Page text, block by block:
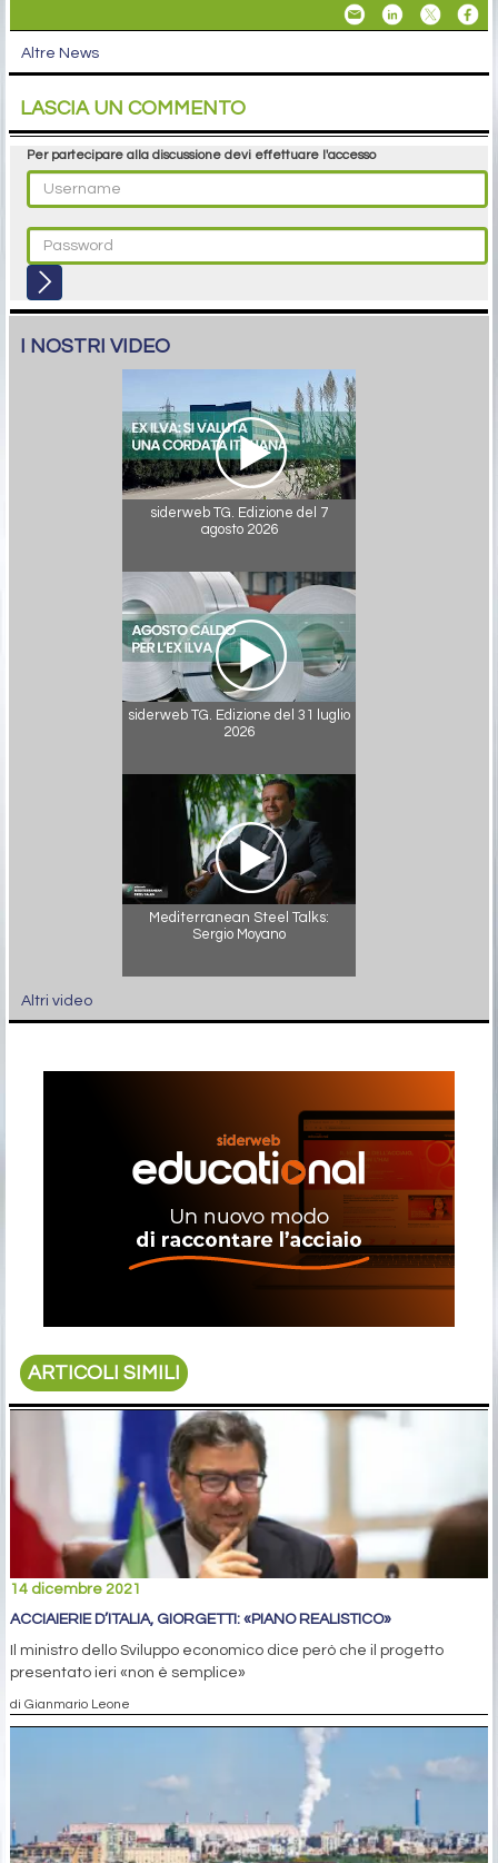
Altre News
LASCIA UN COMMENTO
Per partecipare alla discussione devi effettuare l'accesso
I NOSTRI VIDEO
siderweb TG. Edizione del 7
agosto 2026
siderweb TG. Edizione del 31 luglio
2026
Mediterranean Steel Talks:
Sergio Moyano
Altri video
ARTICOLI SIMILI
14 dicembre 2021
ACCIAIERIE D’ITALIA, GIORGETTI: «PIANO REALISTICO»
Il ministro dello Sviluppo economico dice però che il progetto
presentato ieri «non è semplice»
di Gianmario Leone